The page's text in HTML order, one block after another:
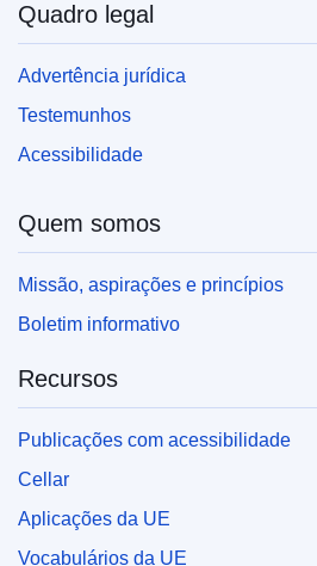
Quadro legal
Advertência jurídica
Testemunhos
Acessibilidade
Quem somos
Missão, aspirações e princípios
Boletim informativo
Recursos
Publicações com acessibilidade
Cellar
Aplicações da UE
Vocabulários da UE